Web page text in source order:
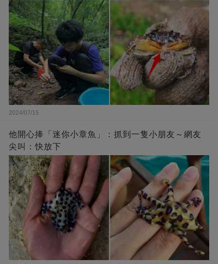
2024/07/15
他開心捧「迷你小章魚」：抓到一隻小朋友～網友
尖叫：快放下